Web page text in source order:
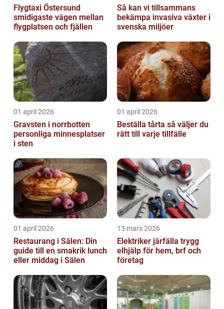
Flygtaxi Östersund
smidigaste vägen mellan
flygplatsen och fjällen
Så kan vi tillsammans
bekämpa invasiva växter i
svenska miljöer
01 april 2026
Gravsten i norrbotten
personliga minnesplatser
i sten
01 april 2026
Beställa tårta så väljer du
rätt till varje tillfälle
01 april 2026
Restaurang i Sälen: Din
guide till en smakrik lunch
eller middag i Sälen
13 mars 2026
Elektriker järfälla trygg
elhjälp för hem, brf och
företag